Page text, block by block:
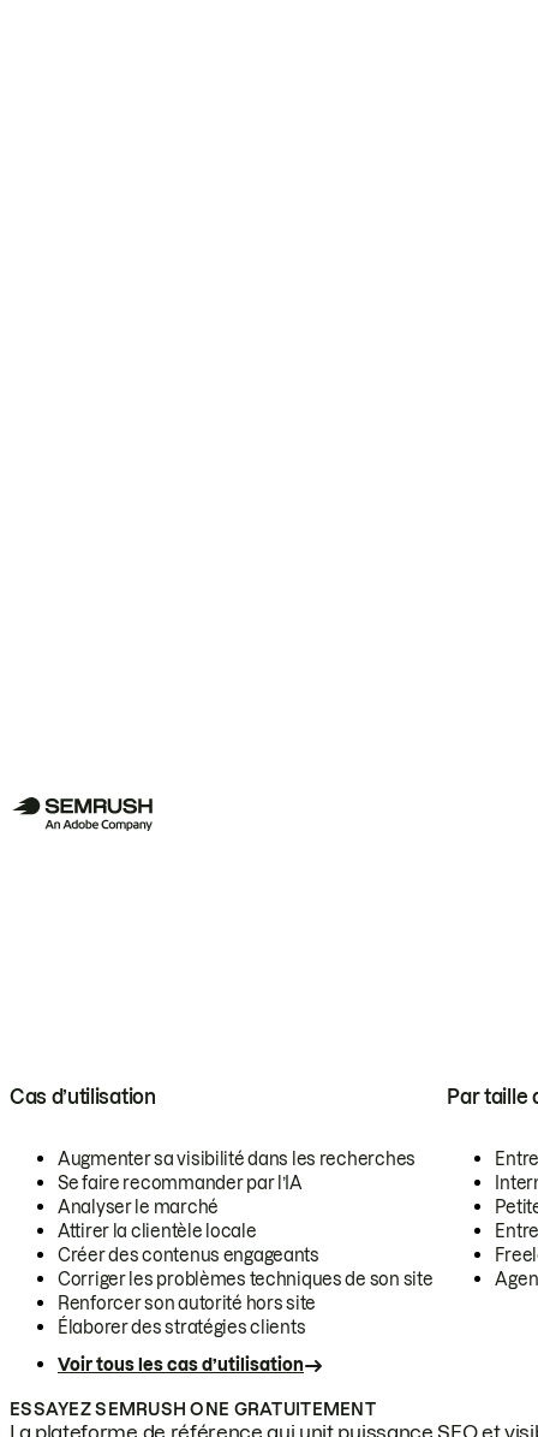
Cas d’utilisation
Augmenter sa visibilité dans les recherches
Se faire recommander par l’IA
Analyser le marché
Attirer la clientèle locale
Créer des contenus engageants
Corriger les problèmes techniques de son site
Renforcer son autorité hors site
Élaborer des stratégies clients
Voir tous les cas d’utilisation
Par taille
ESSAYEZ SEMRUSH ONE GRATUITEMENT
La plateforme de référence qui unit puissance SEO et